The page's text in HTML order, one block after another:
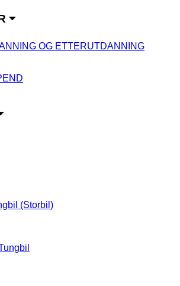
⏷
OG ETTERUTDANNING
(Storbil)